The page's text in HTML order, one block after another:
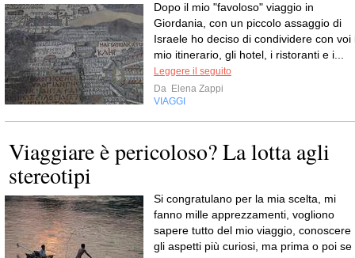
Dopo il mio "favoloso" viaggio in
Giordania, con un piccolo assaggio di
Israele ho deciso di condividere con voi
mio itinerario, gli hotel, i ristoranti e i...
Leggere il seguito
Da Elena Zappi
VIAGGI
Viaggiare è pericoloso? La lotta agli
stereotipi
Si congratulano per la mia scelta, mi
fanno mille apprezzamenti, vogliono
sapere tutto del mio viaggio, conoscere
gli aspetti più curiosi, ma prima o poi se